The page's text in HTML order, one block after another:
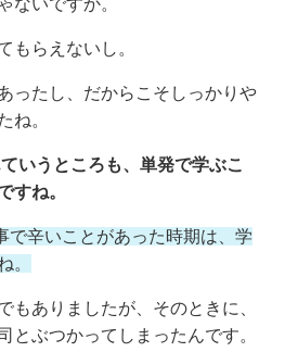
もらえないし。
ったし、だからこそしっかりや
ね。
いうところも、単発で学ぶこ
すね。
で辛いことがあった時期は、学
。
もありましたが、そのときに、
とぶつかってしまったんです。